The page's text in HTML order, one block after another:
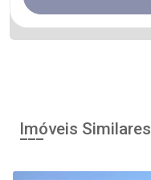
Imóveis Similares